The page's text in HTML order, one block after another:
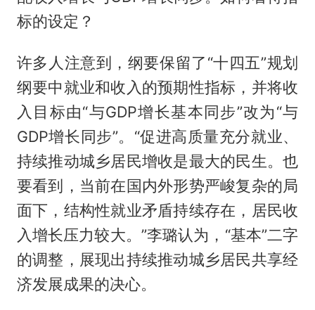
标的设定？
许多人注意到，纲要保留了“十四五”规划
纲要中就业和收入的预期性指标，并将收
入目标由“与GDP增长基本同步”改为“与
GDP增长同步”。“促进高质量充分就业、
持续推动城乡居民增收是最大的民生。也
要看到，当前在国内外形势严峻复杂的局
面下，结构性就业矛盾持续存在，居民收
入增长压力较大。”李璐认为，“基本”二字
的调整，展现出持续推动城乡居民共享经
济发展成果的决心。